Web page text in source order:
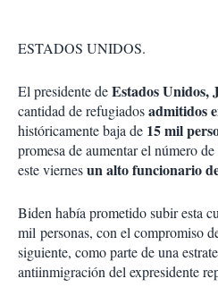
ESTADOS UNIDOS.
El presidente deEstados Unidos,
cantidad de refugiadosadmitidos
históricamente baja de 15 mil
promesa de aumentar el número
este viernesun alto funcionario
Biden había prometido subir esta
mil personas, con el compromiso
siguiente, como parte de una
antiinmigración del expresidente